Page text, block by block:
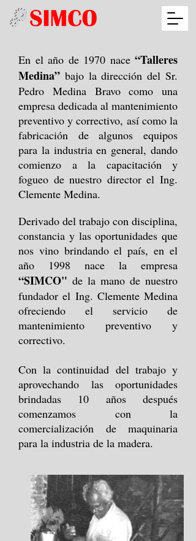
En el año de 1970 nace “Talleres
Medina” bajo la dirección del Sr.
Pedro Medina Bravo como una
empresa dedicada al mantenimiento
preventivo y correctivo, así como la
fabricación de algunos equipos
para la industria en general, dando
comienzo a la capacitación y
fogueo de nuestro director el Ing.
Clemente Medina.
Derivado del trabajo con disciplina,
constancia y las oportunidades que
nos vino brindando el país, en el
año 1998 nace la empresa
“SIMCO" de la mano de nuestro
fundador el Ing. Clemente Medina
ofreciendo el servicio de
mantenimiento preventivo y
correctivo.
Con la continuidad del trabajo y
aprovechando las oportunidades
brindadas 10 años después
comenzamos con la
comercialización de maquinaria
para la industria de la madera.